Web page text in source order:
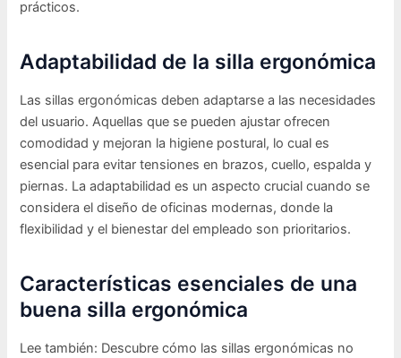
prácticos.
Adaptabilidad de la silla ergonómica
Las sillas ergonómicas deben adaptarse a las necesidades
del usuario. Aquellas que se pueden ajustar ofrecen
comodidad y mejoran la higiene postural, lo cual es
esencial para evitar tensiones en brazos, cuello, espalda y
piernas. La adaptabilidad es un aspecto crucial cuando se
considera el diseño de oficinas modernas, donde la
flexibilidad y el bienestar del empleado son prioritarios.
Características esenciales de una
buena silla ergonómica
Lee también: Descubre cómo las sillas ergonómicas no